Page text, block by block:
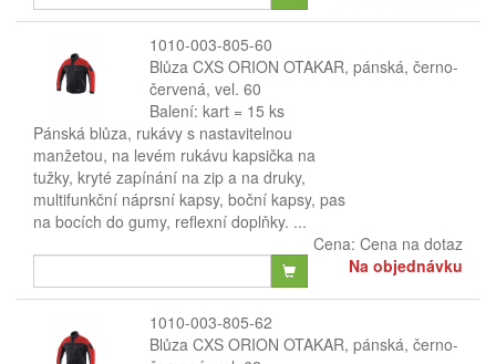
1010-003-805-60
Blůza CXS ORION OTAKAR, pánská, černo-
červená, vel. 60
Balení: kart = 15 ks
Pánská blůza, rukávy s nastavitelnou
manžetou, na levém rukávu kapsička na
tužky, kryté zapínání na zip a na druky,
multifunkční náprsní kapsy, boční kapsy, pas
na bocích do gumy, reflexní doplňky. ...
Cena: Cena na dotaz
Na objednávku
1010-003-805-62
Blůza CXS ORION OTAKAR, pánská, černo-